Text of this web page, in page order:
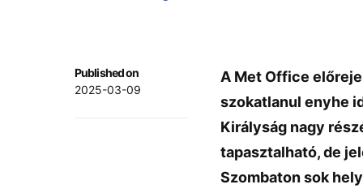
Published on
2025-03-09
A Met Office
szokatlanul enyhe
Királyság nagy
tapasztalható, de
Szombaton sok